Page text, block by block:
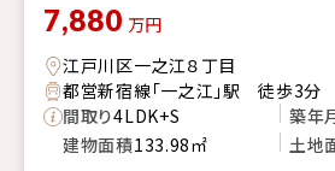
7,880 万円
江戸川区一之江８丁目
都営新宿線「一之江」駅 徒歩3分
間取り4LDK+S 築年
建物面積133.98㎡ 土地